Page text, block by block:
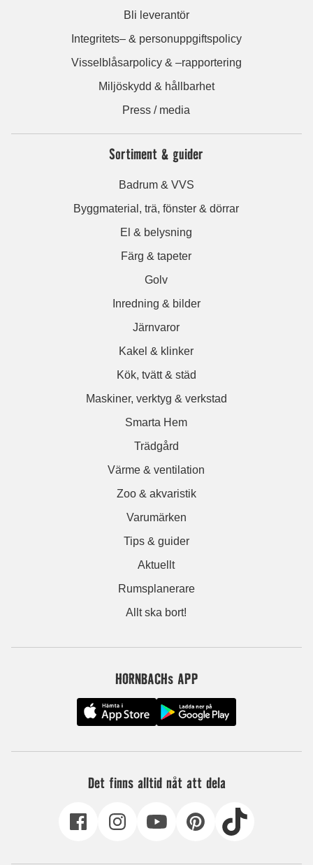
Bli leverantör
Integritets– & personuppgiftspolicy
Visselblåsarpolicy & –rapportering
Miljöskydd & hållbarhet
Press / media
Sortiment & guider
Badrum & VVS
Byggmaterial, trä, fönster & dörrar
El & belysning
Färg & tapeter
Golv
Inredning & bilder
Järnvaror
Kakel & klinker
Kök, tvätt & städ
Maskiner, verktyg & verkstad
Smarta Hem
Trädgård
Värme & ventilation
Zoo & akvaristik
Varumärken
Tips & guider
Aktuellt
Rumsplanerare
Allt ska bort!
HORNBACHs APP
Det finns alltid nåt att dela